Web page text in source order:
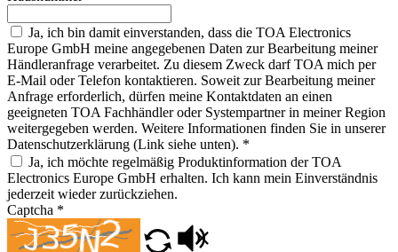
Ja, ich bin damit einverstanden, dass die TOA Electronics
Europe GmbH meine angegebenen Daten zur Bearbeitung meiner
Händleranfrage verarbeitet. Zu diesem Zweck darf TOA mich per
E-Mail oder Telefon kontaktieren. Soweit zur Bearbeitung meiner
Anfrage erforderlich, dürfen meine Kontaktdaten an einen
geeigneten TOA Fachhändler oder Systempartner in meiner Region
weitergegeben werden. Weitere Informationen finden Sie in unserer
Datenschutzerklärung (Link siehe unten). *
Ja, ich möchte regelmäßig Produktinformation der TOA
Electronics Europe GmbH erhalten. Ich kann mein Einverständnis
jederzeit wieder zurückziehen.
Captcha *